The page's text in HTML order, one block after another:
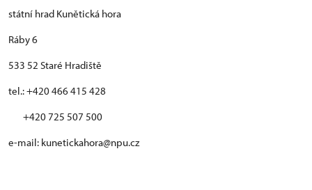
státní hrad Kunětická hora
Ráby 6
533 52 Staré Hradiště
tel.: +420 466 415 428
+420 725 507 500
e-mail: kunetickahora@npu.cz